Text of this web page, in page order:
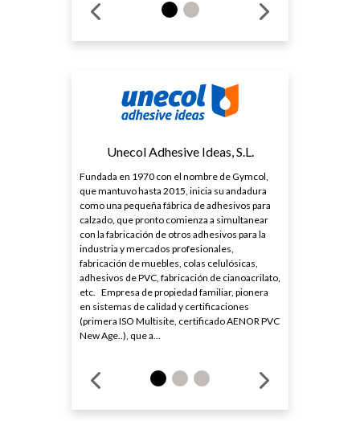
Unecol Adhesive Ideas, S.L.
Fundada en 1970 con el nombre de Gymcol,
que mantuvo hasta 2015, inicia su andadura
como una pequeña fábrica de adhesivos para
calzado, que pronto comienza a simultanear
con la fabricación de otros adhesivos para la
industria y mercados profesionales,
fabricación de muebles, colas celulósicas,
adhesivos de PVC, fabricación de cianoacrilato,
etc. Empresa de propiedad familiar, pionera
en sistemas de calidad y certificaciones
(primera ISO Multisite, certificado AENOR PVC
New Age..), que a...